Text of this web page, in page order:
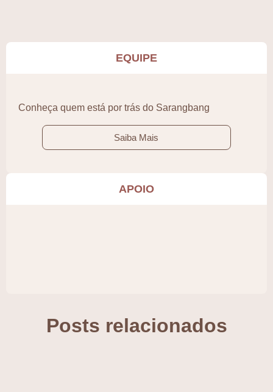
EQUIPE
Conheça quem está por trás do Sarangbang
Saiba Mais
APOIO
Posts relacionados